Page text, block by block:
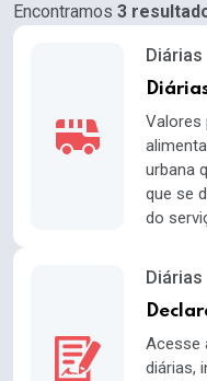
Encontramos 3
Diárias
Valores
urbana
que se
do
Diárias
Acesse
diárias,